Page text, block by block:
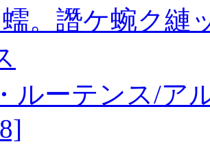
。譖ケ蜿ク縺
ルーテンス/ア